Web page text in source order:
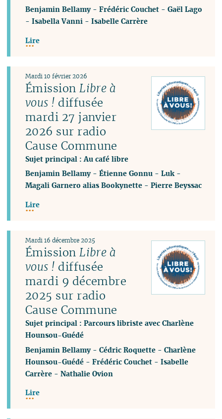
Benjamin Bellamy-Frédéric Couchet -Gaël Lago
-Isabella Vanni -Isabelle Carrère
Lire
ÉmissionLibre à
vous ! diffusée
mardi 27 janvier
2026 sur radio
Cause Commune
Sujet principal : Au café libre
Mardi 10 février 2026
Benjamin Bellamy-Étienne Gonnu -Luk-
Magali Garnero alias Bookynette -Pierre Beyssac
Lire
ÉmissionLibre à
vous ! diffusée
mardi 9 décembre
2025 sur radio
Cause Commune
Sujet principal : Parcours libriste avec Charlène
Hounsou-Guédé
Mardi 16 décembre 2025
Benjamin Bellamy-Cédric Roquette -Charlène
Hounsou-Guédé -Frédéric Couchet -Isabelle
Carrère -Nathalie Ovion
Lire